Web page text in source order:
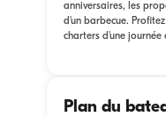
anniversaires, les
d'un barbecue.
charters d'une
Plan du